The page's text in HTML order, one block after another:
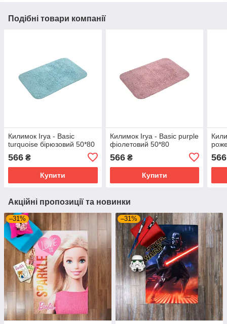
Подібні товари компанії
Килимок Irya - Basic
turquoise бірюзовий 50*80
566 ₴
Купити
Килимок Irya - Basic purple
фіолетовий 50*80
566₴
Купити
566
Акційні пропозиції та новинки
–31% –31%